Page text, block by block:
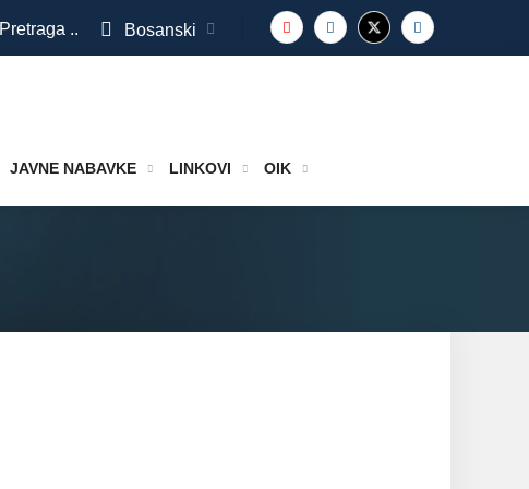
Pretraga .. Bosanski
JAVNE NABAVKE LINKOVI OIK